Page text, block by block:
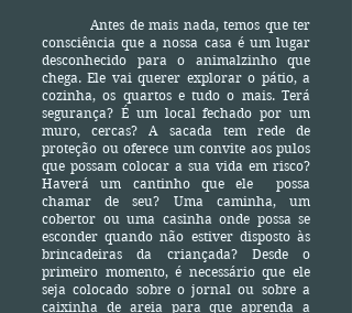
Antes de mais nada, temos que ter
consciência que a nossa casa é um lugar
desconhecido para o animalzinho que
chega. Ele vai querer explorar o pátio, a
cozinha, os quartos e tudo o mais. Terá
segurança? É um local fechado por um
muro, cercas? A sacada tem rede de
proteção ou oferece um convite aos pulos
que possam colocar a sua vida em risco?
Haverá um cantinho que ele possa
chamar de seu? Uma caminha, um
cobertor ou uma casinha onde possa se
esconder quando não estiver disposto às
brincadeiras da criançada? Desde o
primeiro momento, é necessário que ele
seja colocado sobre o jornal ou sobre a
caixinha de areia para que aprenda a